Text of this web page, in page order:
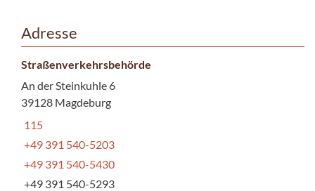
Adresse
Straßenverkehrsbehörde
An der Steinkuhle 6
39128 Magdeburg
115
+49 391 540-5203
+49 391 540-5430
+49 391 540-5293